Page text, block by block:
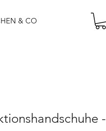
& CO
-